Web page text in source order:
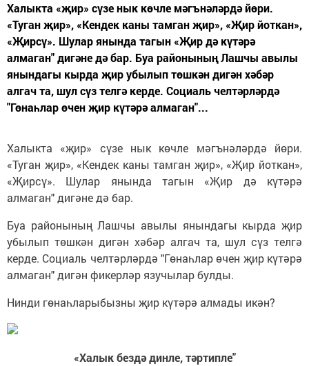
Халыкта «җир» сүзе нык көчле мәгънәләрдә йөри.
«Туган җир», «Кендек каны тамган җир», «Җир йоткан»,
«Җирсү». Шулар янында тагын «Җир дә күтәрә
алмаган" дигәне дә бар. Буа районының Лашчы авылы
янындагы кырда җир убылып төшкән дигән хәбәр
алгач та, шул сүз телгә керде. Социаль челтәрләрдә
"Гөнаһлар өчен җир күтәрә алмаган"...
Халыкта «җир» сүзе нык көчле мәгънәләрдә йөри.
«Туган җир», «Кендек каны тамган җир», «Җир йоткан»,
«Җирсү». Шулар янында тагын «Җир дә күтәрә
алмаган" дигәне дә бар.
Буа районының Лашчы авылы янындагы кырда җир
убылып төшкән дигән хәбәр алгач та, шул сүз телгә
керде. Социаль челтәрләрдә "Гөнаһлар өчен җир күтәрә
алмаган" дигән фикерләр язучылар булды.
Нинди гөнаһларыбызны җир күтәрә алмады икән?
«Халык бездә динле, тәртипле"